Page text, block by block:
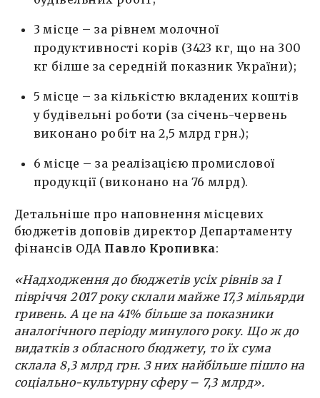
3 місце – за рівнем молочної
продуктивності корів (3423 кг, що на 300
кг білше за середній показник України);
5 місце – за кількістю вкладених коштів
у будівельні роботи (за січень-червень
виконано робіт на 2,5 млрд грн.);
6 місце – за реалізацією промислової
продукції (виконано на 76 млрд).
Детальніше про наповнення місцевих
бюджетів доповів директор Департаменту
фінансів ОДА Павло Кропивка:
«Надходження до бюджетів усіх рівнів за І
півріччя 2017 року склали майже 17,3 мільярди
гривень. А це на 41% більше за показники
аналогічного періоду минулого року. Що ж до
видатків з обласного бюджету, то їх сума
склала 8,3 млрд грн. З них найбільше пішло на
соціально-культурну сферу – 7,3 млрд».